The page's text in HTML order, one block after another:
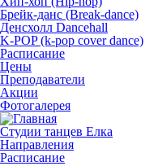
Брейк-данс (Break-dance)
Денсхолл Dancehall
K-POP (k-pop cover dance)
Расписание
Цены
Преподаватели
Акции
Фотогалерея
Студии танцев Елка
Направления
Расписание